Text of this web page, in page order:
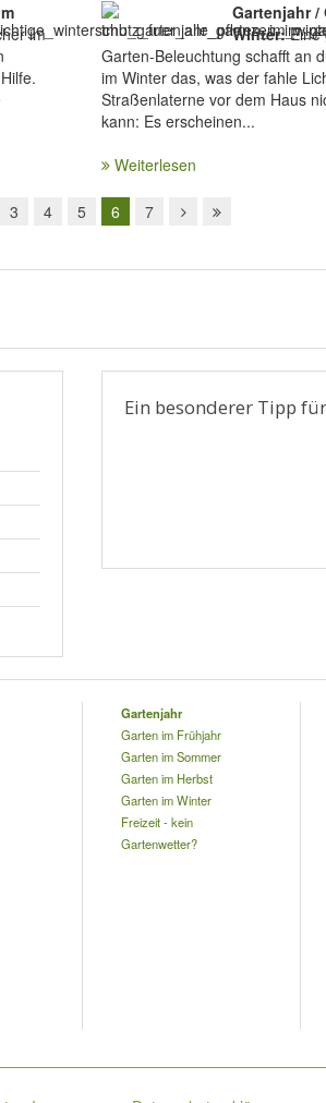
im
Gartenjahr /
Winter:Eine
Garten-Beleuchtung schafft an
im Winter das, was der fahle
Straßenlaterne vor dem Haus
kann: Es erscheinen...
Weiterlesen
3 4 5 6 7
Ein besonderer Tipp
Gartenjahr
Garten im Frühjahr
Garten im Sommer
Garten im Herbst
Garten im Winter
Freizeit - kein
Gartenwetter?